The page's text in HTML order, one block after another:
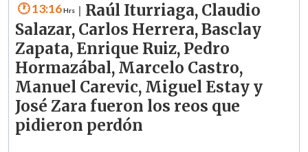
13:16
Raúl Iturriaga, Claudio
Salazar, Carlos Herrera, Basclay
Zapata, Enrique Ruiz, Pedro
Hormazábal, Marcelo Castro,
Manuel Carevic, Miguel Estay y
José Zara fueron los reos que
pidieron perdón